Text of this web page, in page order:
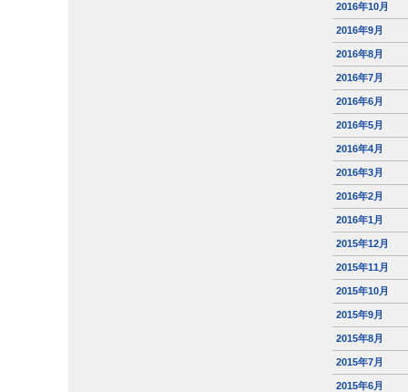
2016年10月
2016年9月
2016年8月
2016年7月
2016年6月
2016年5月
2016年4月
2016年3月
2016年2月
2016年1月
2015年12月
2015年11月
2015年10月
2015年9月
2015年8月
2015年7月
2015年6月